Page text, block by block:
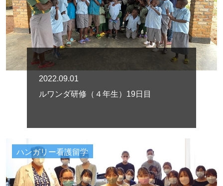
2022.09.01
ルワンダ研修（４年生）19日目
ハンガリー看護留学